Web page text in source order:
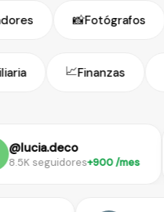
📸Fotógrafos
📈Finanzas
seguidores+900 /mes